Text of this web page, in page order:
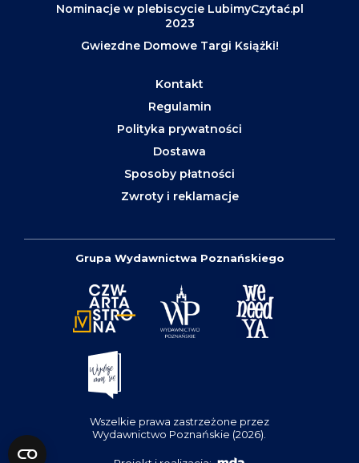
Nominacje w plebiscycie LubimyCzytać.pl
2023
Gwiezdne Domowe Targi Książki!
Kontakt
Regulamin
Polityka prywatności
Dostawa
Sposoby płatności
Zwroty i reklamacje
Grupa Wydawnictwa Poznańskiego
Wszelkie prawa zastrzeżone przez
Wydawnictwo Poznańskie (2026).